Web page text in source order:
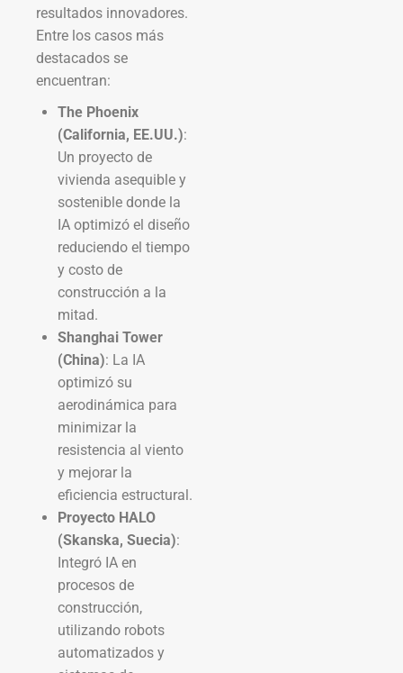
resultados innovadores.
Entre los casos más
destacados se
encuentran:
The Phoenix
(California, EE.UU.):
Un proyecto de
vivienda asequible y
sostenible donde la
IA optimizó el diseño
reduciendo el tiempo
y costo de
construcción a la
mitad.
Shanghai Tower
(China): La IA
optimizó su
aerodinámica para
minimizar la
resistencia al viento
y mejorar la
eficiencia estructural.
Proyecto HALO
(Skanska, Suecia):
Integró IA en
procesos de
construcción,
utilizando robots
automatizados y